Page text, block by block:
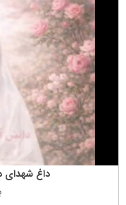
داغ شهدای